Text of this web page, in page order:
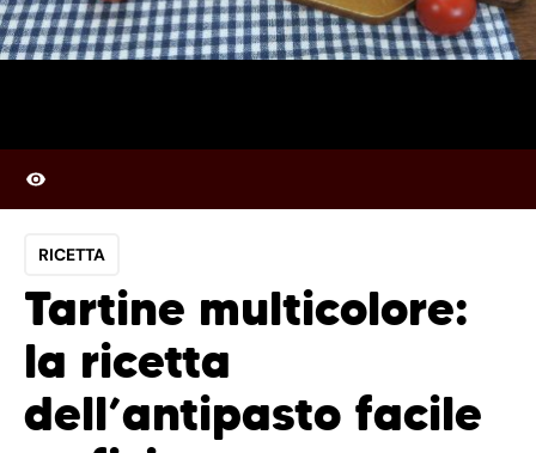
RICETTA
Tartine multicolore:
la ricetta
dell’antipasto facile